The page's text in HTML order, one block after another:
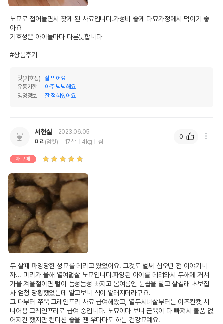
노묘로 접어들면서 찾게 된 사료입니다.가성비 좋게 다묘가정에서 먹이기 좋
아요
기호성은 아이들마다 다른듯합니다
#상품후기
맛(기호성)
잘 먹어요
유통기한
아주 넉넉해요
영양정보
잘 적혀있어요
서현실
2023.06.05
미리(암컷) 17살 4kg 샴
재구매
두 살때 파양당한 성묘를 데리고 왔었어요. 그것도 벌써 십오년 전 이야기니
까... 미리가 올해 열여덟살 노묘입니다.파양된 아이를 데려와서 두해에 거쳐
가을 겨울철이면 털이 듬성듬성 빠지고 봄여름엔 눈꼽을 달고 살길래 초보집
사 엄청 당황했었는데 알고보니 식이 알러지더라구요.
그 때부터 쭈욱 그레인프리 사료 급여해왔고, 열두서너살부터는 이즈칸캣 시
니어용 그레인프리로 급여 중입니다. 노묘이다 보니 근육이 다 빠져서 볼품 없
어지긴 했지만 컨디션 좋을 땐 우다다도 하는 건강묘예요.
0